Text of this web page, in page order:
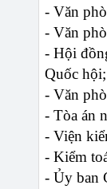
- Văn
- Văn
- Hội
Quốc hội;
- Văn
- Tòa án
- Viện
- Kiểm
- Ủy ban